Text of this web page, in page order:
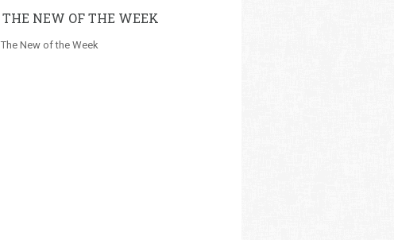
THE NEW OF THE WEEK
The New of the Week